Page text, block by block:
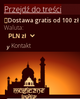
Przejdź do treści
Dostawa gratis od 100 zł
Waluta:
 Kontakt